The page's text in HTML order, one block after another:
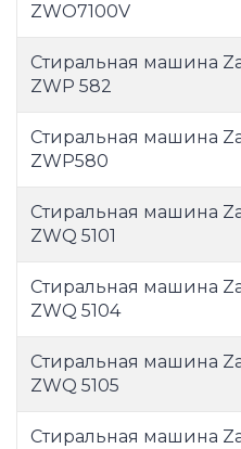
ZWO7100V
Стиральная машина
ZWP 582
Стиральная машина
ZWP580
Стиральная машина
ZWQ 5101
Стиральная машина
ZWQ 5104
Стиральная машина
ZWQ 5105
Стиральная машина